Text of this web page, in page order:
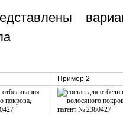
Пример 2